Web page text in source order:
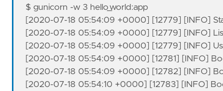
$ gunicorn -w 3 hello_world:app
[2020-07-18 05:54:09 +0000] [12779] [INFO]
[2020-07-18 05:54:09 +0000] [12779] [INFO]
[2020-07-18 05:54:09 +0000] [12779] [INFO]
[2020-07-18 05:54:09 +0000] [12781] [INFO]
[2020-07-18 05:54:09 +0000] [12782] [INFO]
[2020-07-18 05:54:10 +0000] [12783] [INFO]